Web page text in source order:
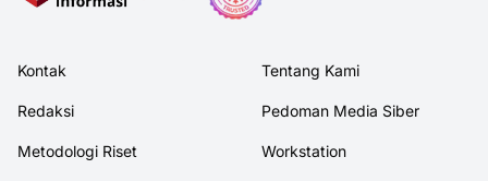
Kontak Tentang Kami
Redaksi Pedoman Media Siber
Metodologi Riset Workstation